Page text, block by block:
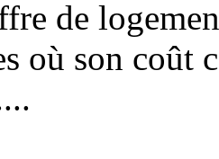
de
où son coût